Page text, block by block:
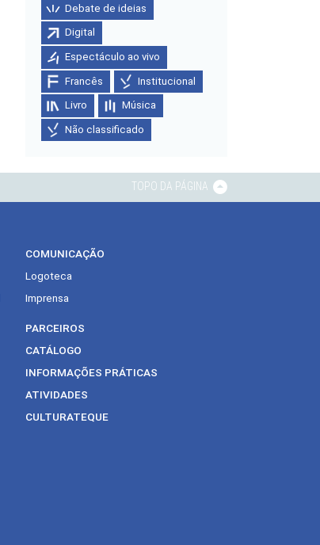
Debate de ideias
Digital
Espectáculo ao vivo
Francês Institucional
Livro Música
Não classificado
TOPO DA PÁGINA
COMUNICAÇÃO
Logoteca
Imprensa
PARCEIROS
CATÁLOGO
INFORMAÇÕES PRÁTICAS
ATIVIDADES
CULTURATEQUE